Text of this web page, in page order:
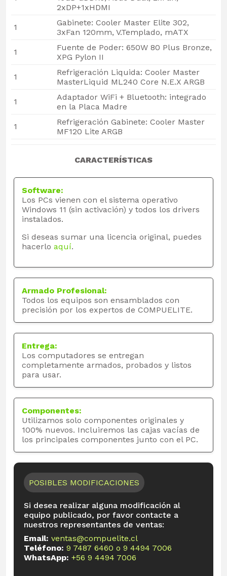
2xDP+1xHDMI
1
Gabinete: Cooler Master Elite 302,
3xFan 120mm, V.Templado, mATX
1
Fuente de Poder: 650W 80 Plus Bronze,
XPG Pylon II
1
Refrigeración Liquida: Cooler Master
MasterLiquid ML240 Core N.E.X ARGB
1
Adaptador WiFi + Bluetooth: integrado
en la Placa Madre
1
Refrigeración Gabinete: Cooler Master
MF120 Lite ARGB
CARACTERÍSTICAS
Software:
Los PCs vienen con el sistema operativo
Windows 11 (sin activación) y todos los drivers
instalados.
Si deseas sumar una licencia original, puedes
hacerlo aquí.
Armado Profesional:
Todos los equipos son ensamblados con
precisión por los expertos de COMPUELITE.
Entrega:
Los computadores se entregan
completamente armados, probados y listos
para usar.
Componentes:
Utilizamos solo componentes originales y
100% nuevos. Incluiremos las cajas vacías de
los principales componentes junto con el PC.
POSIBLES MODIFICACIONES
Si desea realizar alguna modificación al
equipo publicado, por favor contacte a
nuestros representantes de ventas:
Email: ventas@compuelite.cl
Teléfono: 9 7487 6460 o 9 4494 7006
WhatsApp: +56 9 4494 7006